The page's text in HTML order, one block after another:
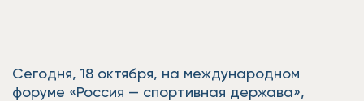
Сегодня, 18 октября, на международном
форуме «Россия — спортивная держава»,